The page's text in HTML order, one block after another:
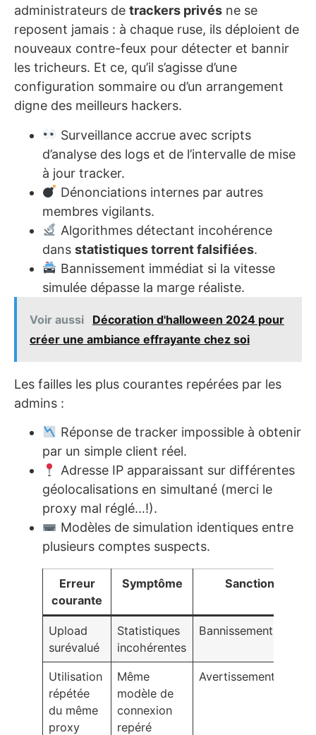
administrateurs de trackers privés ne se
reposent jamais : à chaque ruse, ils déploient de
nouveaux contre-feux pour détecter et bannir
les tricheurs. Et ce, qu’il s’agisse d’une
configuration sommaire ou d’un arrangement
digne des meilleurs hackers.
Surveillance accrue avec scripts
d’analyse des logs et de l’intervalle de mise
à jour tracker.
Dénonciations internes par autres
membres vigilants.
Algorithmes détectant incohérence
dans statistiques torrent falsifiées.
Bannissement immédiat si la vitesse
simulée dépasse la marge réaliste.
Voir aussi
Décoration d'halloween 2024 pour
créer une ambiance effrayante chez soi
Les failles les plus courantes repérées par les
admins :
Réponse de tracker impossible à obtenir
par un simple client réel.
Adresse IP apparaissant sur différentes
géolocalisations en simultané (merci le
proxy mal réglé…!).
Modèles de simulation identiques entre
plusieurs comptes suspects.
Erreur
courante
Symptôme Sanction
Upload
surévalué
Statistiques
incohérentes
Bannissement
Utilisation
répétée
du même
proxy
Même
modèle de
connexion
repéré
Avertissement/Ban